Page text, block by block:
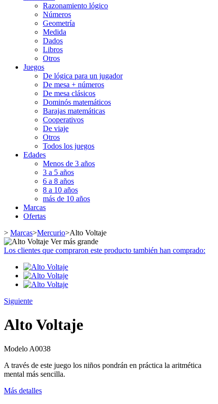
Razonamiento lógico
Números
Geometría
Medida
Dados
Libros
Otros
Juegos
De lógica para un jugador
De mesa + números
De mesa clásicos
Dominós matemáticos
Barajas matemáticas
Cooperativos
De viaje
Otros
Todos los juegos
Edades
Menos de 3 años
3 a 5 años
6 a 8 años
8 a 10 años
más de 10 años
Marcas
Ofertas
> Marcas>Mercurio>Alto Voltaje
Ver más grande
Los clientes que compraron este producto también han comprado:
Siguiente
Alto Voltaje
Modelo A0038
A través de este juego los niños pondrán en práctica la aritmética
mental más sencilla.
Más detalles